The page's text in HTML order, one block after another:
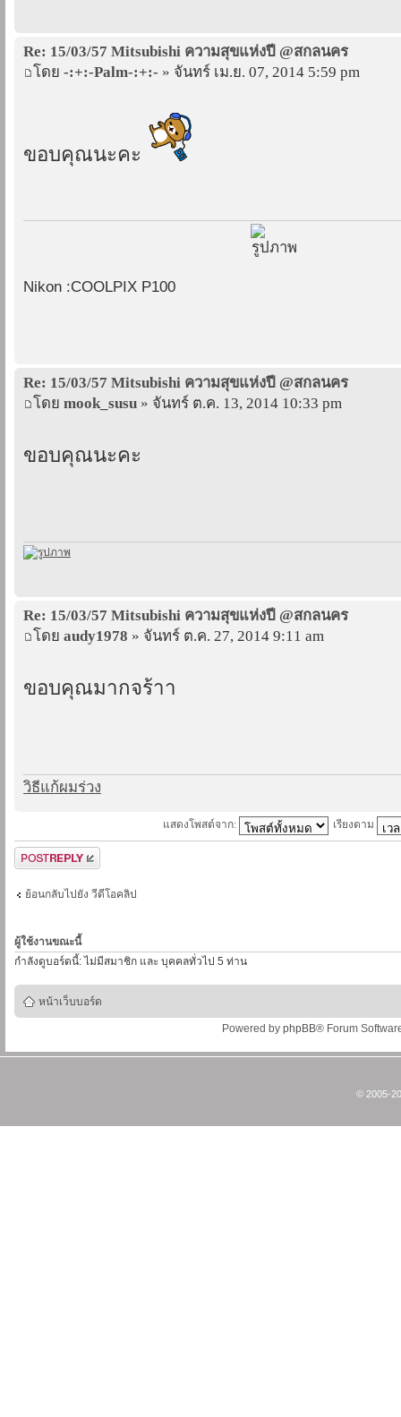
Re: 15/03/57 Mitsubishi ความสุขแห่งปี @สกลนคร
โดย -:+:-Palm-:+:- » จันทร์ เม.ย. 07, 2014 5:59 pm
ขอบคุณนะคะ
Nikon :COOLPIX P100
Re: 15/03/57 Mitsubishi ความสุขแห่งปี @สกลนคร
โดย mook_susu » จันทร์ ต.ค. 13, 2014 10:33 pm
ขอบคุณนะคะ
Re: 15/03/57 Mitsubishi ความสุขแห่งปี @สกลนคร
โดย audy1978 » จันทร์ ต.ค. 27, 2014 9:11 am
ขอบคุณมากจร้าา
วิธีแก้ผมร่วง
แสดงโพสต์จาก: เรียงตาม
ตอบกระทู้
ย้อนกลับไปยัง วีดีโอคลิป
ผู้ใช้งานขณะนี้
กำลังดูบอร์ดนี้: ไม่มีสมาชิก และ บุคคลทั่วไป 5 ท่าน
หน้าเว็บบอร์ด
Powered by phpBB® Forum
© 2005-